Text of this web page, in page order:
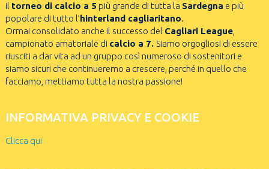
il torneo di calcio a 5 più grande di tutta la Sardegna e più
popolare di tutto l’hinterland cagliaritano.
Ormai consolidato anche il successo del Cagliari League,
campionato amatoriale di calcio a 7. Siamo orgogliosi di essere
riusciti a dar vita ad un gruppo così numeroso di sostenitori e
siamo sicuri che continueremo a crescere, perché in quello che
facciamo, mettiamo tutta la nostra passione!
INFORMATIVA PRIVACY E COOKIE
Clicca qui